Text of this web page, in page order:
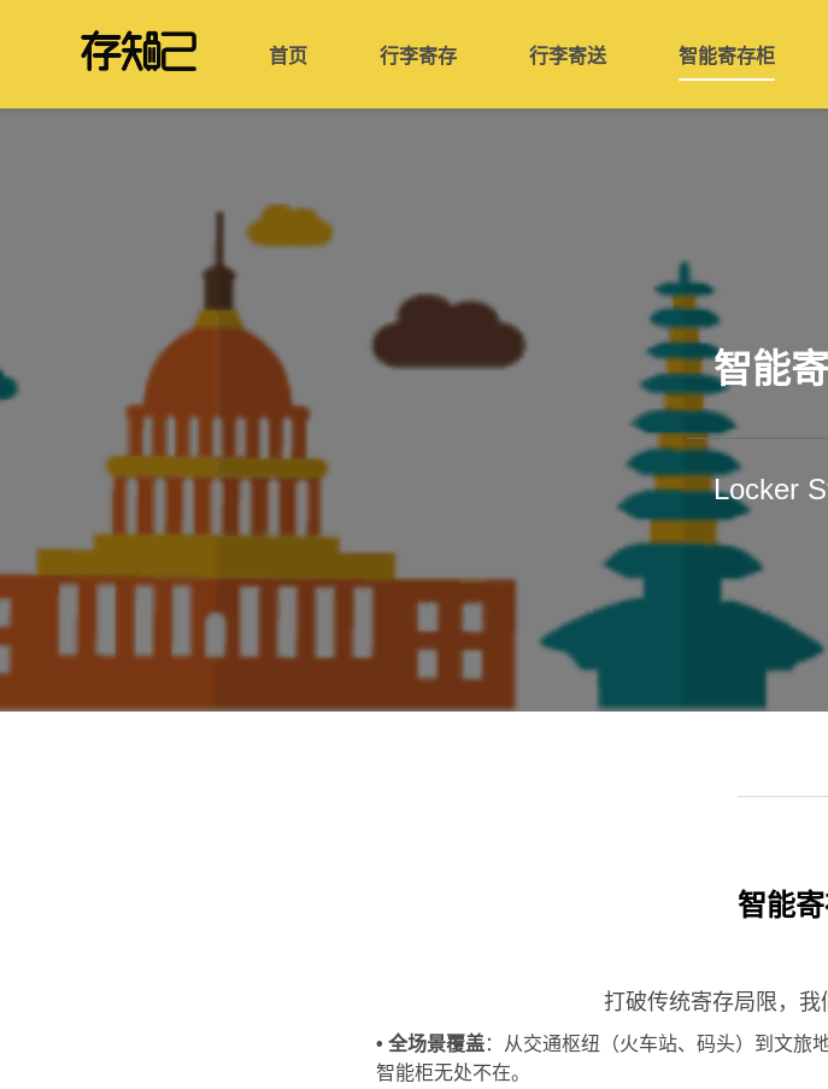
首页 行李寄存 行李寄送 智能寄存柜
智能
Locker
智能
打破传统寄存局限，
• 全场景覆盖：从交通枢纽（火车站、码头）到文旅
智能柜无处不在。